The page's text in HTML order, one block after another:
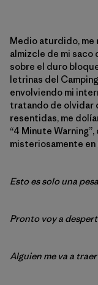
Medio aturdido, me
almizcle de mi saco
sobre el duro
letrinas del
envolviendo mi
tratando de olvidar
resentidas, me
“4 Minute
misteriosamente en
Esto es solo una
Pronto voy a
Alguien me va a